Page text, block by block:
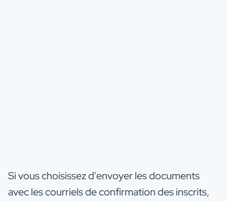
Si vous choisissez d'envoyer les documents
avec les courriels de confirmation des inscrits,